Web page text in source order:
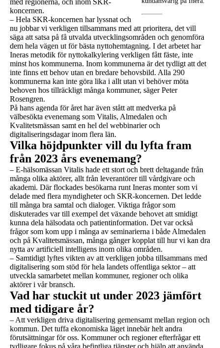
med regionerna, och inom SKR-
koncernen.
– Hela SKR-koncernen har lyssnat och
nu jobbar vi verkligen tillsammans med att prioritera, det vill
säga att satsa på få utvalda utvecklingsområden och genomföra
dem hela vägen ut för bästa nyttohemtagning. I det arbetet har
Ineras metodik för nyttokalkylering verkligen fått fäste, inte
minst hos kommunerna. Inom kommunerna är det tydligt att det
inte finns ett behov utan en bredare behovsbild. Alla 290
kommunerna kan inte göra lika i allt utan vi behöver möta
behoven hos tillräckligt många kommuner, säger Peter
Rosengren.
På hans agenda för året har även stått att medverka på
välbesökta evenemang som Vitalis, Almedalen och
Kvalitetsmässan samt en hel del webbinarier och
digitaliseringsdagar inom flera län.
Vilka höjdpunkter vill du lyfta fram
från 2023 års evenemang?
– E-hälsomässan Vitalis hade ett stort och brett deltagande från
många olika aktörer, allt från leverantörer till vårdgivare och
akademi. Där flockades besökarna runt Ineras monter som vi
delade med flera myndigheter och SKR-koncernen. Det ledde
till många bra samtal och dialoger. Viktiga frågor som
diskuterades var till exempel det växande behovet att smidigt
kunna dela hälsodata och patientinformation. Det var också
frågor som kom upp i många av seminarierna i både Almedalen
och på Kvalitetsmässan, många gånger kopplat till hur vi kan dra
nytta av artificiell intelligens inom olika områden.
– Samtidigt lyftes vikten av att verkligen jobba tillsammans med
digitalisering som stöd för hela landets offentliga sektor – att
utveckla samarbetet mellan kommuner, regioner och olika
aktörer i vår bransch.
Vad har stuckit ut under 2023 jämfört
med tidigare år?
– Att verkligen driva digitalisering gemensamt mellan region och
kommun. Det tuffa ekonomiska läget innebär helt andra
förutsättningar för oss. Kommuner och regioner efterfrågar ett
tydligare fokus på våra befintliga tjänster och hjälp att använda